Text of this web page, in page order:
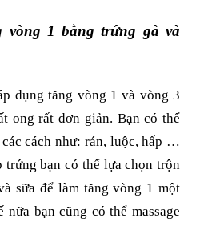
vòng 1 bằng trứng gà và
dụng tăng vòng 1 và vòng 3
ong rất đơn giản. Bạn có thể
cách như: rán, luộc, hấp …
trứng bạn có thể lựa chọn trộn
sữa để làm tăng vòng 1 một
nữa bạn cũng có thể massage